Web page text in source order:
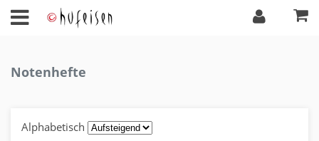
Notenhefte
Alphabetisch